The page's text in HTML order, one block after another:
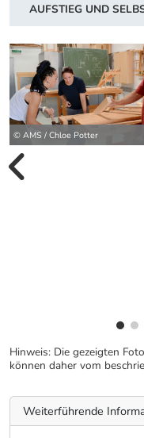
AUFSTIEG UND
© AMS / Chloe Potter
Hinweis: Die gezeigten
können daher vom
Weiterführende